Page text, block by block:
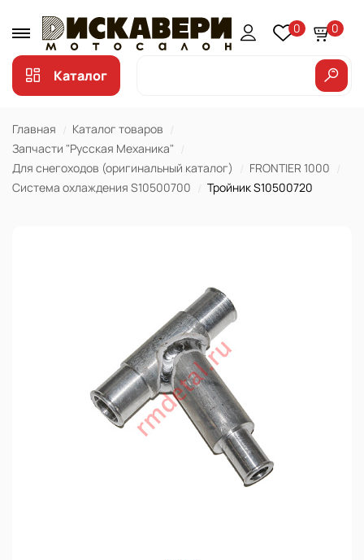
0 0
Каталог
Главная
Каталог товаров
Запчасти "Русская Механика"
Для снегоходов (оригинальный каталог)
FRONTIER 1000
Система охлаждения S10500700
Тройник S10500720